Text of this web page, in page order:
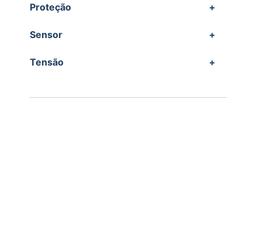
Proteção +
Sensor +
Tensão +